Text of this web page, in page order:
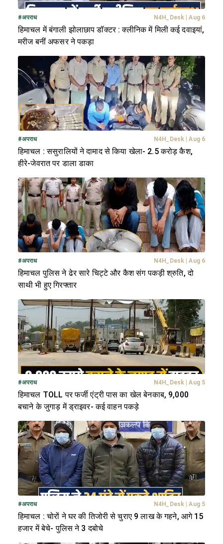
#अपराध N4H_Desk | Aug 6
हिमाचल में बंगाली झोलाछाप डॉक्टर : क्लीनिक में मिली कई दवाइयां,
मरीज बनीं अफसर ने पकड़ा
#अपराध N4H_Desk | Aug 6
हिमाचल : ससुरालियों ने दामाद से किया खेला- 2.5 करोड़ कैश,
हीरे-जेवरात पर डाला डाका
#अपराध N4H_Desk | Aug 6
हिमाचल पुलिस ने ढेर सारे चिट्टे और कैश संग पकड़ी श्रुति, दो
साथी भी हुए गिरफ्तार
#अपराध N4H_Desk | Aug 5
हिमाचल TOLL पर फर्जी एंट्री पास का खेल बेनकाब, 9,000
बचाने के जुगाड़ में ड्राइवर- कई वाहन पकड़े
#अपराध N4H_Desk | Aug 5
हिमाचल : चोरों ने घर की तिजोरी से चुराए 9 लाख के गहने, आगे 15
हजार में बेचे- पुलिस ने 3 दबोचे